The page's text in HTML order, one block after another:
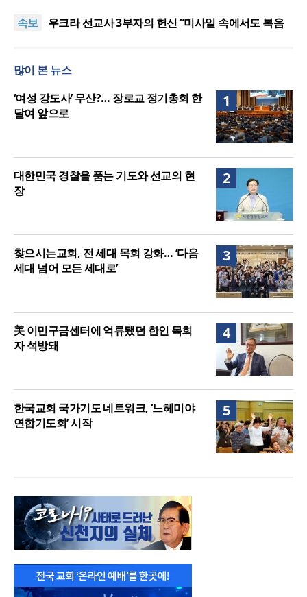
속보
우크라 선교사 3부자의 헌신 “미사일 속에서도 복음
강력 반발
[최원호 목사의 영혼의 양식 63] 말씀은 같은데 왜 열
美 이민구금센터에 억류됐던 한인 목회자 석방돼
많이 본 뉴스
1
‘여성 강도사’ 무산?… 장로교 정기총회 한
달여 앞으로
2
대한민국 경찰을 품는 기도와 선교의 현
장
3
찾으시는교회, 전 세대 목회 강화… ‘다음
세대 넘어 모든 세대로’
4
美 이민구금센터에 억류됐던 한인 목회
자 석방돼
5
한국교회 국가기도 네트워크, ‘느헤미야
연합기도회’ 시작